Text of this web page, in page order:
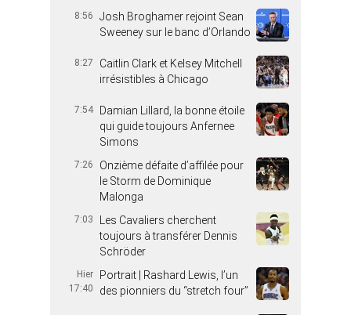
8:56
Josh Broghamer rejoint Sean
Sweeney sur le banc d’Orlando
8:27
Caitlin Clark et Kelsey Mitchell
irrésistibles à Chicago
7:54
Damian Lillard, la bonne étoile
qui guide toujours Anfernee
Simons
7:26
Onzième défaite d’affilée pour
le Storm de Dominique
Malonga
7:03
Les Cavaliers cherchent
toujours à transférer Dennis
Schröder
Hier
17:40
Portrait | Rashard Lewis, l’un
des pionniers du “stretch four”